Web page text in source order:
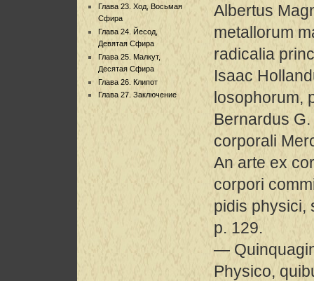
Глава 23. Ход, Восьмая
Сфира
Глава 24. Йесод,
Девятая Сфира
Глава 25. Малкут,
Десятая Сфира
Глава 26. Клипот
Глава 27. Заключение
Albertus
metallorum
radicalia
Isaac
losophorum,
Bernardus
corporali
An arte ex
corpori
pidis physici,
p. 129.
—
Physico,